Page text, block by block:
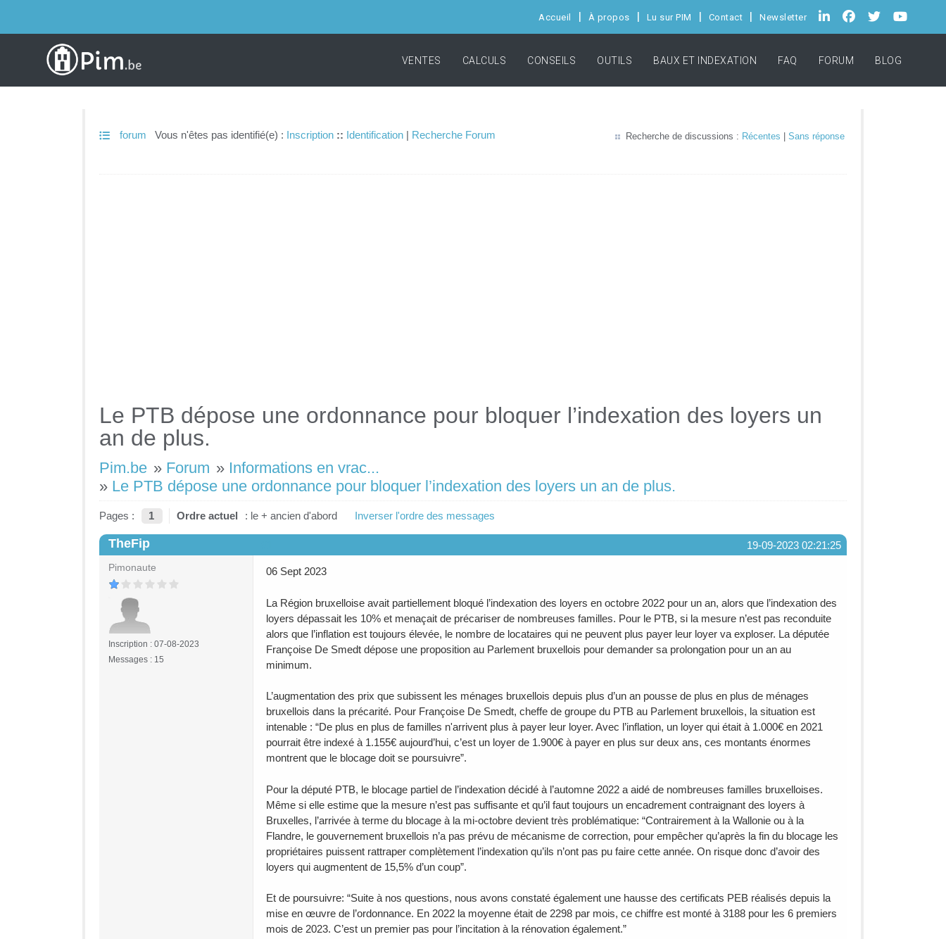
Accueil À propos Lu sur PIM Contact Newsletter
VENTES CALCULS CONSEILS OUTILS BAUX ET INDEXATION FAQ FORUM BLOG
forum Vous n'êtes pas identifié(e) : Inscription :: Identification | Recherche Forum Recherche de discussions : Récentes Sans réponse
Le PTB dépose une ordonnance pour bloquer l’indexation des loyers un
an de plus.
Pim.be » Forum » Informations en vrac...
» Le PTB dépose une ordonnance pour bloquer l’indexation des loyers un an de plus.
Pages : 1 Ordre actuel : le + ancien d'abord Inverser l'ordre des messages
19-09-2023 02:21:25
TheFip
Pimonaute
Inscription : 07-08-2023
Messages : 15
06 Sept 2023
La Région bruxelloise avait partiellement bloqué l’indexation des loyers en octobre 2022 pour un an, alors que l’indexation des
loyers dépassait les 10% et menaçait de précariser de nombreuses familles. Pour le PTB, si la mesure n’est pas reconduite
alors que l’inflation est toujours élevée, le nombre de locataires qui ne peuvent plus payer leur loyer va exploser. La députée
Françoise De Smedt dépose une proposition au Parlement bruxellois pour demander sa prolongation pour un an au
minimum.
L’augmentation des prix que subissent les ménages bruxellois depuis plus d’un an pousse de plus en plus de ménages
bruxellois dans la précarité. Pour Françoise De Smedt, cheffe de groupe du PTB au Parlement bruxellois, la situation est
intenable : “De plus en plus de familles n'arrivent plus à payer leur loyer. Avec l’inflation, un loyer qui était à 1.000€ en 2021
pourrait être indexé à 1.155€ aujourd’hui, c’est un loyer de 1.900€ à payer en plus sur deux ans, ces montants énormes
montrent que le blocage doit se poursuivre”.
Pour la député PTB, le blocage partiel de l’indexation décidé à l’automne 2022 a aidé de nombreuses familles bruxelloises.
Même si elle estime que la mesure n’est pas suffisante et qu’il faut toujours un encadrement contraignant des loyers à
Bruxelles, l’arrivée à terme du blocage à la mi-octobre devient très problématique: “Contrairement à la Wallonie ou à la
Flandre, le gouvernement bruxellois n’a pas prévu de mécanisme de correction, pour empêcher qu’après la fin du blocage les
propriétaires puissent rattraper complètement l’indexation qu’ils n’ont pas pu faire cette année. On risque donc d’avoir des
loyers qui augmentent de 15,5% d’un coup”.
Et de poursuivre: “Suite à nos questions, nous avons constaté également une hausse des certificats PEB réalisés depuis la
mise en œuvre de l’ordonnance. En 2022 la moyenne était de 2298 par mois, ce chiffre est monté à 3188 pour les 6 premiers
mois de 2023. C’est un premier pas pour l’incitation à la rénovation également.”